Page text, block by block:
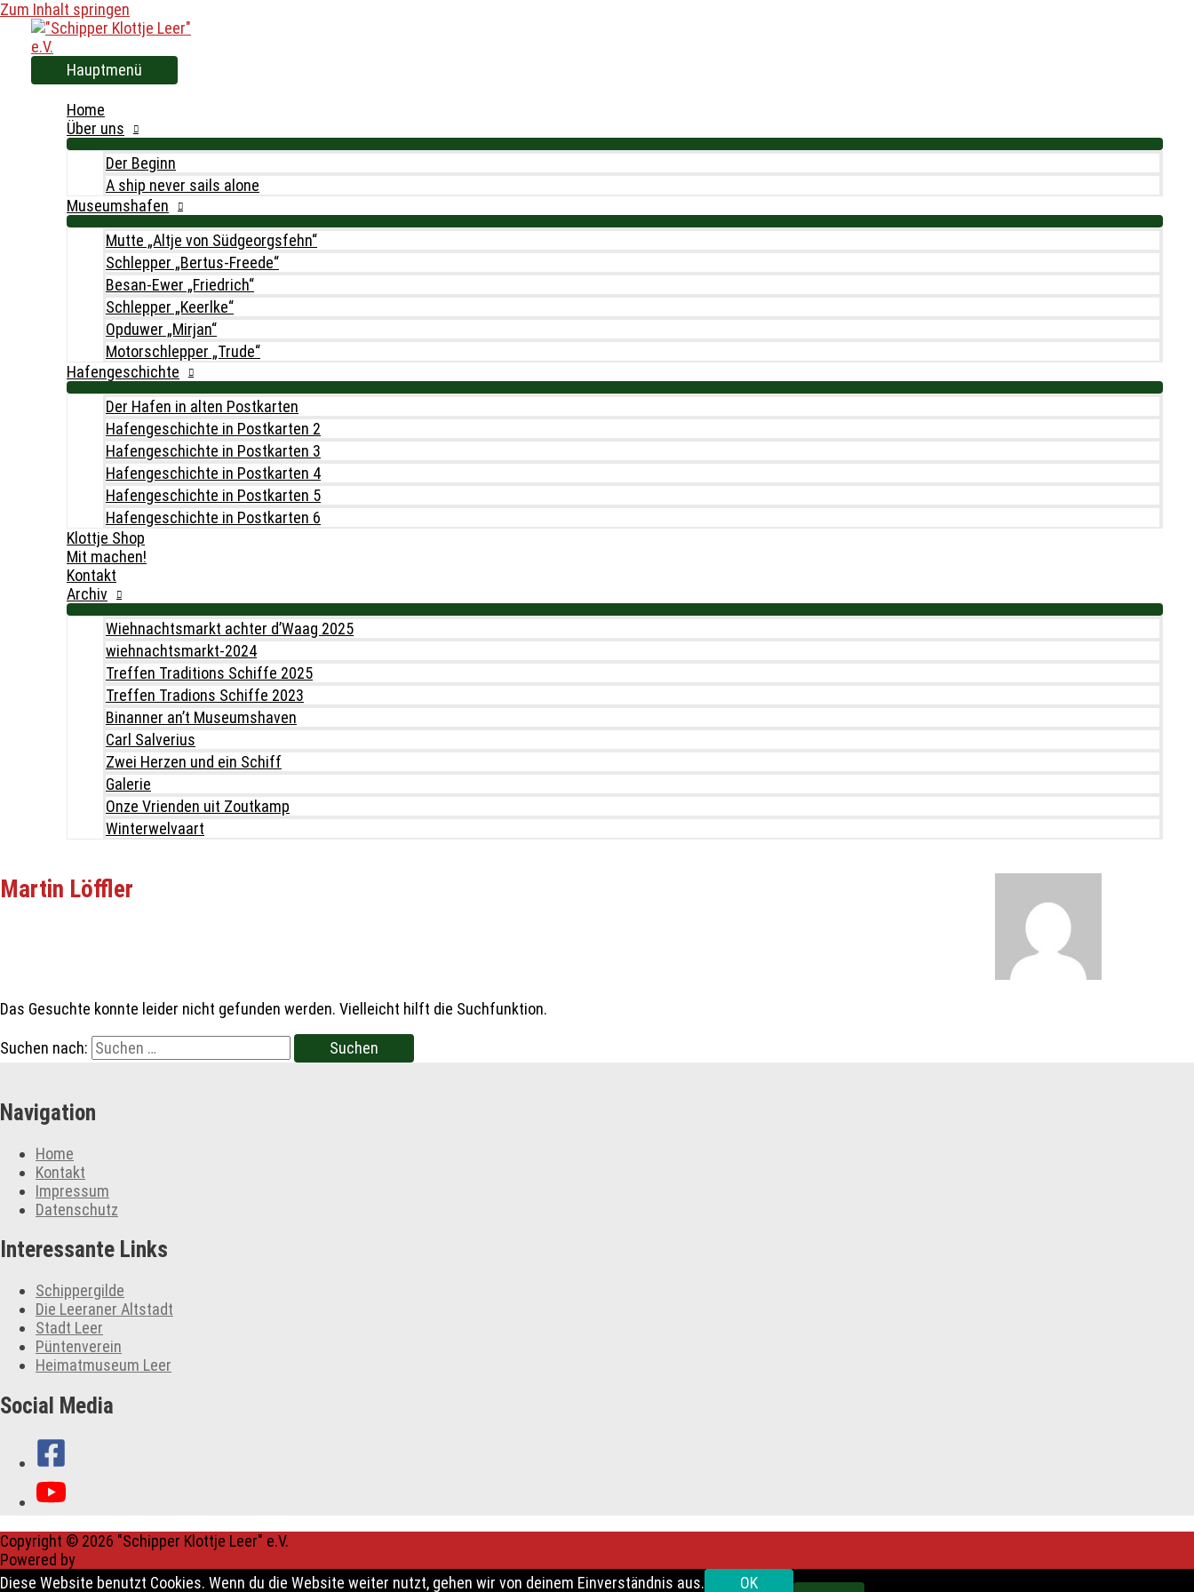
Zum Inhalt springen
Hauptmenü
Home
Über uns
Der Beginn
A ship never sails alone
Museumshafen
Mutte „Altje von Südgeorgsfehn“
Schlepper „Bertus-Freede“
Besan-Ewer „Friedrich“
Schlepper „Keerlke“
Opduwer „Mirjan“
Motorschlepper „Trude“
Hafengeschichte
Der Hafen in alten Postkarten
Hafengeschichte in Postkarten 2
Hafengeschichte in Postkarten 3
Hafengeschichte in Postkarten 4
Hafengeschichte in Postkarten 5
Hafengeschichte in Postkarten 6
Klottje Shop
Mit machen!
Kontakt
Archiv
Wiehnachtsmarkt achter d’Waag 2025
wiehnachtsmarkt-2024
Treffen Traditions Schiffe 2025
Treffen Tradions Schiffe 2023
Binanner an’t Museumshaven
Carl Salverius
Zwei Herzen und ein Schiff
Galerie
Onze Vrienden uit Zoutkamp
Winterwelvaart
Martin Löffler
Das Gesuchte konnte leider nicht gefunden werden. Vielleicht hilft die Suchfunktion.
Suchen nach:
Navigation
Home
Kontakt
Impressum
Datenschutz
Interessante Links
Schippergilde
Die Leeraner Altstadt
Stadt Leer
Püntenverein
Heimatmuseum Leer
Social Media
Copyright © 2026 "Schipper Klottje Leer" e.V.
Powered by
Diese Website benutzt Cookies. Wenn du die Website weiter nutzt, gehen wir von deinem Einverständnis aus.
OK